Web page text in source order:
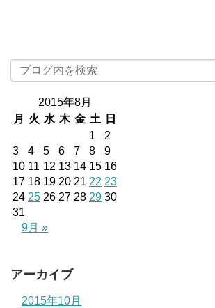
2015年8月
月
火 水 木 金 土
日
1
2
3
4 5 6 7 8
9
10 11 12 13 14 15 16
17 18 19 20 21 22 23
24 25 26 27 28 29 30
31
9月 »
アーカイブ
2015年10月